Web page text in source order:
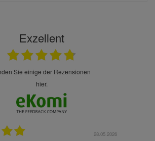
Exzellent
hier.
28.05.2026